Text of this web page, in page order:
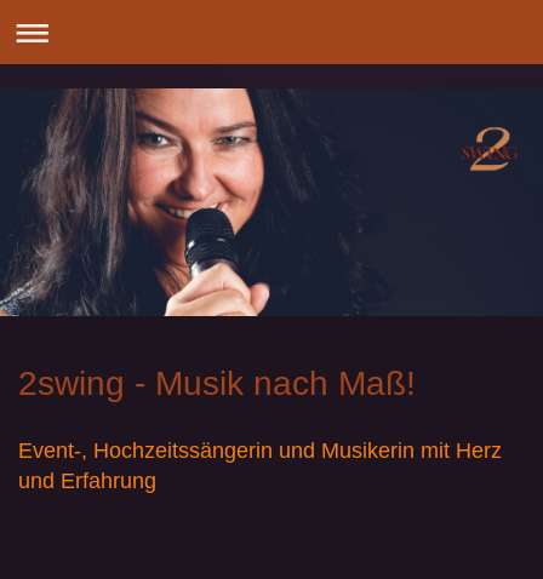
2swing - Musik nach Maß!
Event-, Hochzeitssängerin und Musikerin mit Herz
und Erfahrung